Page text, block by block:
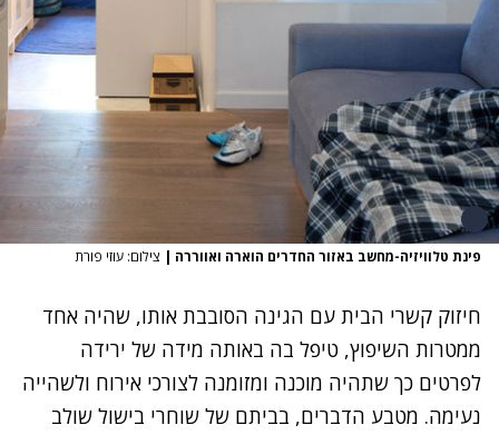
פינת טלוויזיה-מחשב באזור החדרים הוארה ואווררה | צילום: עוזי פורת
חיזוק קשרי הבית עם הגינה הסובבת אותו, שהיה אחד
ממטרות השיפוץ, טיפל בה באותה מידה של ירידה
לפרטים כך שתהיה מוכנה ומזומנה לצורכי אירוח ולשהייה
נעימה. מטבע הדברים, בביתם של שוחרי בישול שולב